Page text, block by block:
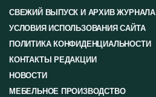
СВЕЖИЙ ВЫПУСК И АРХИВ ЖУРНАЛА
УСЛОВИЯ ИСПОЛЬЗОВАНИЯ САЙТА
ПОЛИТИКА КОНФИДЕНЦИАЛЬНОСТИ
КОНТАКТЫ РЕДАКЦИИ
НОВОСТИ
МЕБЕЛЬНОЕ ПРОИЗВОДСТВО